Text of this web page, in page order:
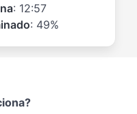
: 12:57
: 49%